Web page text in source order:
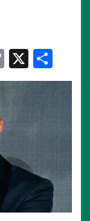
C
o
py
Li
n
k
X
ar
ta
g
er